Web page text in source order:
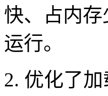
快、占内
运行。
2. 优化了